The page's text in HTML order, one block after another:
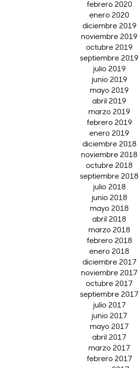
febrero 2020
enero 2020
diciembre 2019
noviembre 2019
octubre 2019
septiembre 2019
julio 2019
junio 2019
mayo 2019
abril 2019
marzo 2019
febrero 2019
enero 2019
diciembre 2018
noviembre 2018
octubre 2018
septiembre 2018
julio 2018
junio 2018
mayo 2018
abril 2018
marzo 2018
febrero 2018
enero 2018
diciembre 2017
noviembre 2017
octubre 2017
septiembre 2017
julio 2017
junio 2017
mayo 2017
abril 2017
marzo 2017
febrero 2017